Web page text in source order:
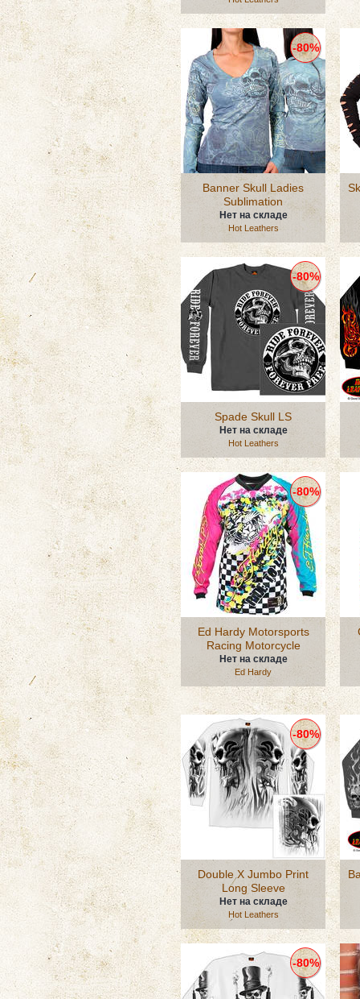
Banner Skull Ladies
Sublimation
Нет на складе
Hot Leathers
-80%
Spade Skull LS
Нет на складе
Hot Leathers
-80%
Ed Hardy Motorsports
Racing Motorcycle
Нет на складе
Ed Hardy
-80%
Double X Jumbo Print
Long Sleeve
Нет на складе
Hot Leathers
-80%
-80%